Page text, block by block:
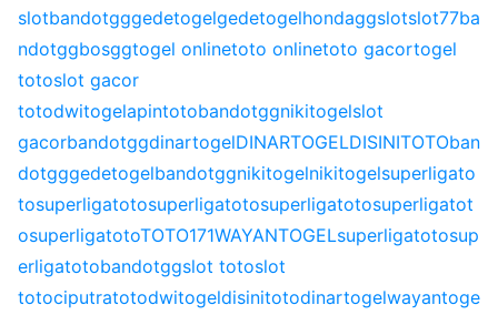
slotbandotgggedetogelgedetogelhondaggslotslot77ba
ndotggbosggtogel onlinetoto onlinetoto gacortogel
totoslot gacor
totodwitogelapintotobandotggnikitogelslot
gacorbandotggdinartogelDINARTOGELDISINITOTOban
dotgggedetogelbandotggnikitogelnikitogelsuperligato
tosuperligatotosuperligatotosuperligatotosuperligatot
osuperligatotoTOTO171WAYANTOGELsuperligatotosup
erligatotobandotggslot totoslot
totociputratotodwitogeldisinitotodinartogelwayantoge